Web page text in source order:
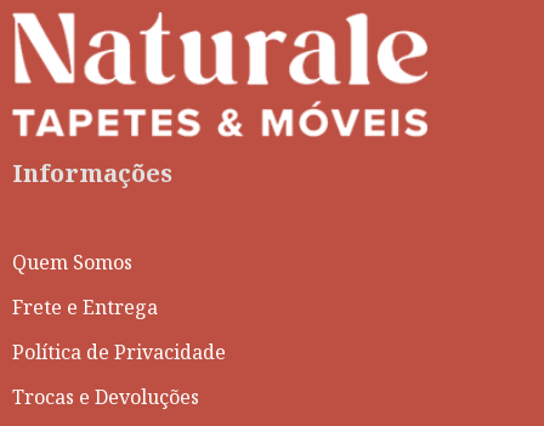
Informações
Quem Somos
Frete e Entrega
Política de Privacidade
Trocas e Devoluções